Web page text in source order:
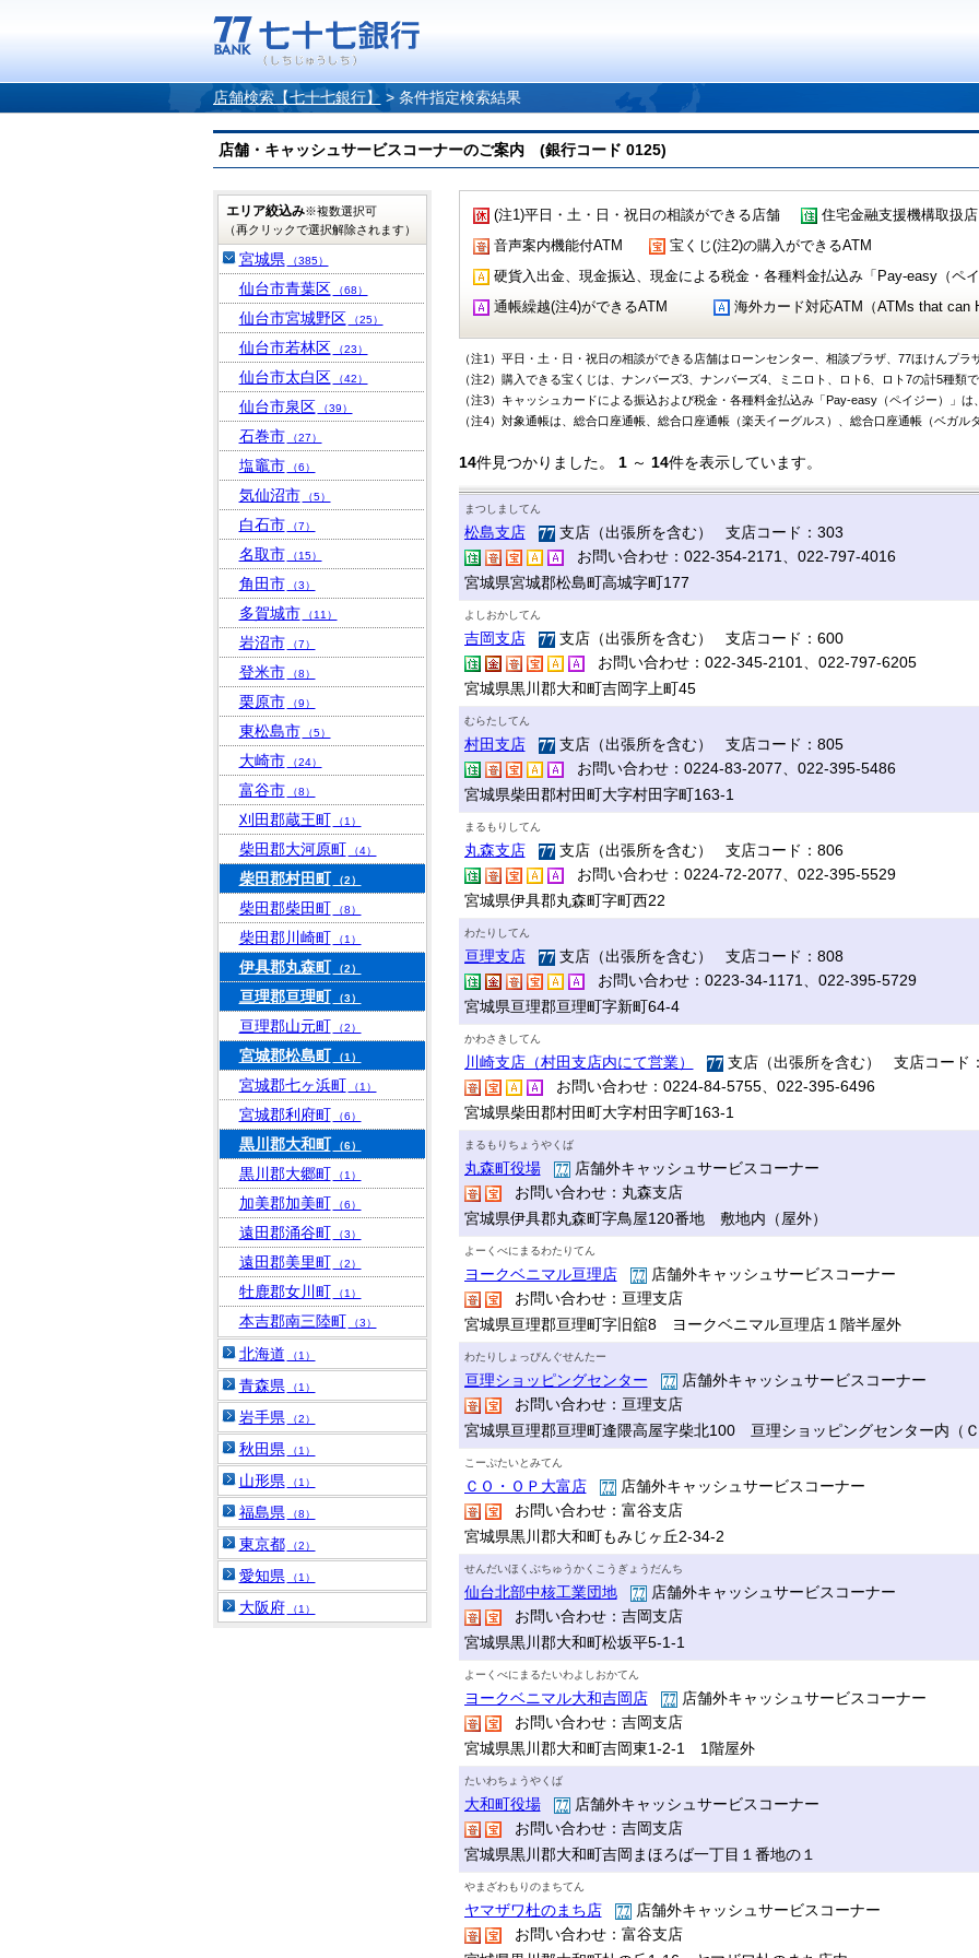
店舗検索【七十七銀行】 > 条件指定検索結果
店舗・キャッシュサービスコーナーのご案内 (銀行コード 0125)
(注1)平日・土・日・祝日の相談ができる店舗 住宅金融支援機構取扱店
音声案内機能付ATM
宝くじ(注2)の購入ができるATM
硬貨入出金、現金振込、現金による税金・各種料金払込み「Pay-easy（ペ
通帳繰越(注4)ができるATM
海外カード対応ATM（ATMs that can
（注1）平日・土・日・祝日の相談ができる店舗はローンセンター、相談プラザ、77ほけんプラ
（注2）購入できる宝くじは、ナンバーズ3、ナンバーズ4、ミニロト、ロト6、ロト7の計5種類で
（注3）キャッシュカードによる振込および税金・各種料金払込み「Pay-easy（ペイジー）」は
（注4）対象通帳は、総合口座通帳、総合口座通帳（楽天イーグルス）、総合口座通帳（ベガル
14件見つかりました。 1～ 14件を表示しています。
まつしましてん
松島支店
支店（出張所を含む） 支店コード：303
お問い合わせ：022-354-2171、022-797-4016
宮城県宮城郡松島町高城字町177
よしおかしてん
吉岡支店
支店（出張所を含む） 支店コード：600
お問い合わせ：022-345-2101、022-797-6205
宮城県黒川郡大和町吉岡字上町45
むらたしてん
村田支店
支店（出張所を含む） 支店コード：805
お問い合わせ：0224-83-2077、022-395-5486
宮城県柴田郡村田町大字村田字町163-1
まるもりしてん
丸森支店
支店（出張所を含む） 支店コード：806
お問い合わせ：0224-72-2077、022-395-5529
宮城県伊具郡丸森町字町西22
わたりしてん
亘理支店
支店（出張所を含む） 支店コード：808
お問い合わせ：0223-34-1171、022-395-5729
宮城県亘理郡亘理町字新町64-4
かわさきしてん
川崎支店（村田支店内にて営業）
支店（出張所を含む） 支店コード
お問い合わせ：0224-84-5755、022-395-6496
宮城県柴田郡村田町大字村田字町163-1
まるもりちょうやくば
丸森町役場
店舗外キャッシュサービスコーナー
お問い合わせ：丸森支店
宮城県伊具郡丸森町字鳥屋120番地 敷地内（屋外）
よーくべにまるわたりてん
ヨークベニマル亘理店
店舗外キャッシュサービスコーナー
お問い合わせ：亘理支店
宮城県亘理郡亘理町字旧舘8 ヨークベニマル亘理店１階半屋外
わたりしょっぴんぐせんたー
亘理ショッピングセンター
店舗外キャッシュサービスコーナー
お問い合わせ：亘理支店
宮城県亘理郡亘理町逢隈高屋字柴北100 亘理ショッピングセンター内（Ｃ
こーぷたいとみてん
ＣＯ・ＯＰ大富店
店舗外キャッシュサービスコーナー
お問い合わせ：富谷支店
宮城県黒川郡大和町もみじヶ丘2-34-2
せんだいほくぶちゅうかくこうぎょうだんち
仙台北部中核工業団地
店舗外キャッシュサービスコーナー
お問い合わせ：吉岡支店
宮城県黒川郡大和町松坂平5-1-1
よーくべにまるたいわよしおかてん
ヨークベニマル大和吉岡店
店舗外キャッシュサービスコーナー
お問い合わせ：吉岡支店
宮城県黒川郡大和町吉岡東1-2-1 1階屋外
たいわちょうやくば
大和町役場
店舗外キャッシュサービスコーナー
お問い合わせ：吉岡支店
宮城県黒川郡大和町吉岡まほろば一丁目１番地の１
やまざわもりのまちてん
ヤマザワ杜のまち店
店舗外キャッシュサービスコーナー
お問い合わせ：富谷支店
エリア絞込み※複数選択可
（再クリックで選択解除されます）
宮城県 （385）
仙台市青葉区 （68）
仙台市宮城野区 （25）
仙台市若林区 （23）
仙台市太白区 （42）
仙台市泉区 （39）
石巻市 （27）
塩竈市 （6）
気仙沼市 （5）
白石市 （7）
名取市 （15）
角田市 （3）
多賀城市 （11）
岩沼市 （7）
登米市 （8）
栗原市 （9）
東松島市 （5）
大崎市 （24）
富谷市 （8）
刈田郡蔵王町 （1）
柴田郡大河原町 （4）
柴田郡村田町 （2）
柴田郡柴田町 （8）
柴田郡川崎町 （1）
伊具郡丸森町 （2）
亘理郡亘理町 （3）
亘理郡山元町 （2）
宮城郡松島町 （1）
宮城郡七ヶ浜町 （1）
宮城郡利府町 （6）
黒川郡大和町 （6）
黒川郡大郷町 （1）
加美郡加美町 （6）
遠田郡涌谷町 （3）
遠田郡美里町 （2）
牡鹿郡女川町 （1）
本吉郡南三陸町 （3）
北海道 （1）
青森県 （1）
岩手県 （2）
秋田県 （1）
山形県 （1）
福島県 （8）
東京都 （2）
愛知県 （1）
大阪府 （1）